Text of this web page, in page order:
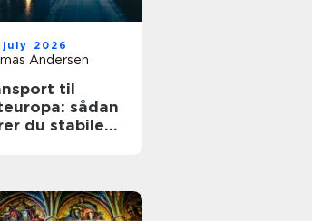
july 2026
Andersen
til
sådan
du stabile